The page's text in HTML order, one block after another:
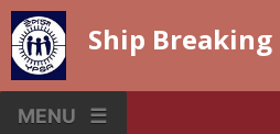
Skip
to
content
Ship
MENU